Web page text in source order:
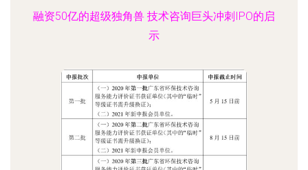
融资50亿的超级独角兽 技术咨询巨头冲刺IPO的启
示